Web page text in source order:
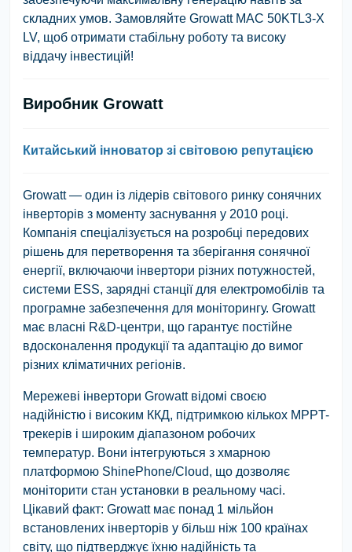
складних умов. Замовляйте Growatt MAC 50KTL3-X
LV, щоб отримати стабільну роботу та високу
віддачу інвестицій!
Виробник Growatt
Китайський інноватор зі світовою репутацією
Growatt — один із лідерів світового ринку сонячних
інверторів з моменту заснування у 2010 році.
Компанія спеціалізується на розробці передових
рішень для перетворення та зберігання сонячної
енергії, включаючи інвертори різних потужностей,
системи ESS, зарядні станції для електромобілів та
програмне забезпечення для моніторингу. Growatt
має власні R&D-центри, що гарантує постійне
вдосконалення продукції та адаптацію до вимог
різних кліматичних регіонів.
Мережеві інвертори Growatt відомі своєю
надійністю і високим ККД, підтримкою кількох MPPT-
трекерів і широким діапазоном робочих
температур. Вони інтегруються з хмарною
платформою ShinePhone/Cloud, що дозволяє
моніторити стан установки в реальному часі.
Цікавий факт: Growatt має понад 1 мільйон
встановлених інверторів у більш ніж 100 країнах
світу, що підтверджує їхню надійність та